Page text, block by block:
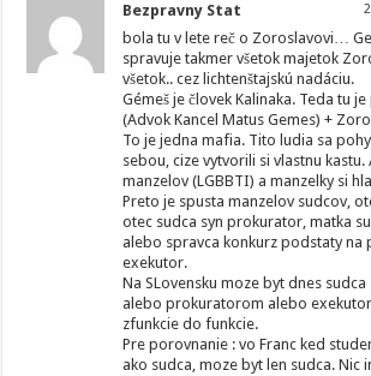
Bezpravny Stat
bola tu v lete reč o Zoroslavovi…
spravuje takmer všetok majetok
všetok.. cez lichtenštajskú nadáciu.
Gémeš je človek Kalinaka. Teda tu
(Advok Kancel Matus Gemes) +
To je jedna mafia. Tito ludia sa
sebou, cize vytvorili si vlastnu kastu.
manzelov (LGBBTI) a manzelky si
Preto je spusta manzelov sudcov,
otec sudca syn prokurator, matka
alebo spravca konkurz podstaty na
exekutor.
Na SLovensku moze byt dnes
alebo prokuratorom alebo
zfunkcie do funkcie.
Pre porovnanie : vo Franc ked
ako sudca, moze byt len sudca. Nic